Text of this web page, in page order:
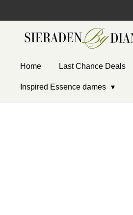
hoofdinhoud
Home Last Chance Deals
Inspired Essence dames